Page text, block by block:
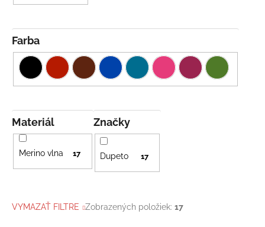
Značky
Dupeto 17
Farba
Materiál
Merino vlna 17
VYMAZAŤ FILTRE Zobrazených položiek: 17